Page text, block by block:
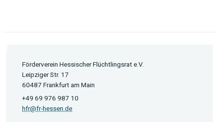
Förderverein Hessischer Flüchtlingsrat e.V.
Leipziger Str. 17
60487 Frankfurt am Main
+49 69 976 987 10
hfr@fr-hessen.de